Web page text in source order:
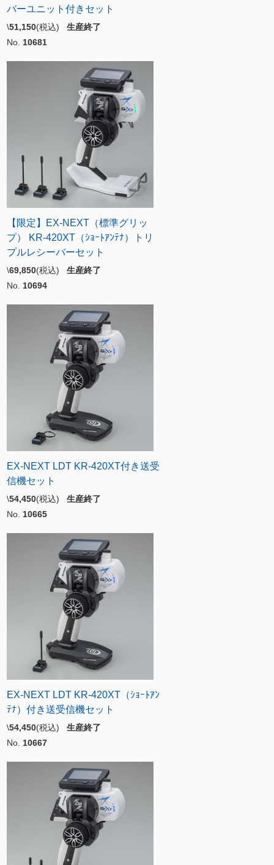
バーユニット付きセット
\51,150(税込) 生産終了
No. 10681
【限定】EX-NEXT（標準グリッ
プ） KR-420XT（ｼｮｰﾄｱﾝﾃﾅ）トリ
プルレシーバーセット
\69,850(税込) 生産終了
No. 10694
EX-NEXT LDT KR-420XT付き送受
信機セット
\54,450(税込) 生産終了
No. 10665
EX-NEXT LDT KR-420XT（ｼｮｰﾄｱﾝ
ﾃﾅ）付き送受信機セット
\54,450(税込) 生産終了
No. 10667